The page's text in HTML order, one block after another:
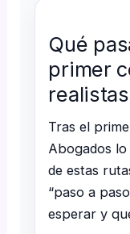
Qué
primer
Tras el
Abogados
de estas
“paso a
esperar y